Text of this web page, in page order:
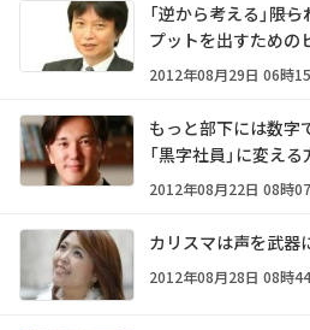
「逆から考える」――
プットを出すための
2012年08月29日 06時
もっと部下には数字
「黒字社員」に変える
2012年08月22日 08時
カリスマは声を武器
2012年08月28日 08時